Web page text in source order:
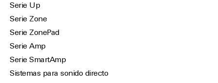
Serie Up
Serie Zone
Serie ZonePad
Serie Amp
Serie SmartAmp
Sistemas para sonido directo